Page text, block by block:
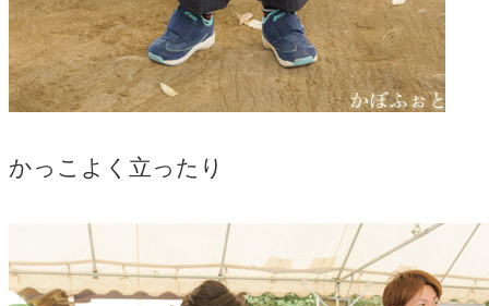
かっこよく立ったり